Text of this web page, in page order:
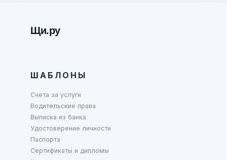
Щи.ру
ШАБЛОНЫ
Счета за услуги
Водительские права
Выписка из банка
Удостоверение личности
Паспорта
Сертификаты и дипломы